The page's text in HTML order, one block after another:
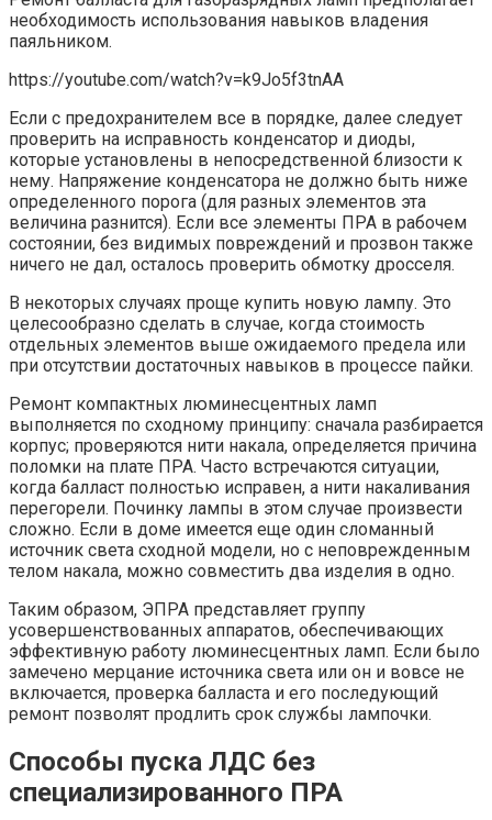
необходимость использования навыков владения
паяльником.
https://youtube.com/watch?v=k9Jo5f3tnAA
Если с предохранителем все в порядке, далее следует
проверить на исправность конденсатор и диоды,
которые установлены в непосредственной близости к
нему. Напряжение конденсатора не должно быть ниже
определенного порога (для разных элементов эта
величина разнится). Если все элементы ПРА в рабочем
состоянии, без видимых повреждений и прозвон также
ничего не дал, осталось проверить обмотку дросселя.
В некоторых случаях проще купить новую лампу. Это
целесообразно сделать в случае, когда стоимость
отдельных элементов выше ожидаемого предела или
при отсутствии достаточных навыков в процессе пайки.
Ремонт компактных люминесцентных ламп
выполняется по сходному принципу: сначала разбирается
корпус; проверяются нити накала, определяется причина
поломки на плате ПРА. Часто встречаются ситуации,
когда балласт полностью исправен, а нити накаливания
перегорели. Починку лампы в этом случае произвести
сложно. Если в доме имеется еще один сломанный
источник света сходной модели, но с неповрежденным
телом накала, можно совместить два изделия в одно.
Таким образом, ЭПРА представляет группу
усовершенствованных аппаратов, обеспечивающих
эффективную работу люминесцентных ламп. Если было
замечено мерцание источника света или он и вовсе не
включается, проверка балласта и его последующий
ремонт позволят продлить срок службы лампочки.
Способы пуска ЛДС без
специализированного ПРА